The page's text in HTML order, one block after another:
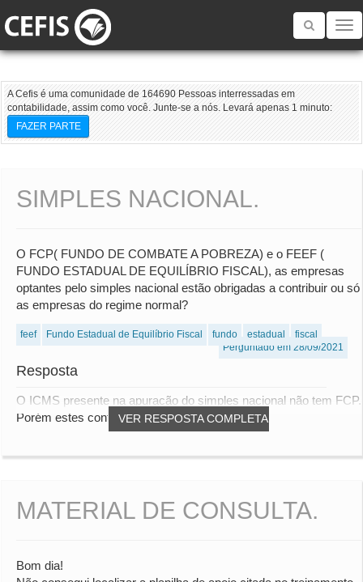
Toggle
A Cefis é uma comunidade de 164690 Pessoas interressadas em
contabilidade, assim como você. Junte-se a nós. Levará apenas 1 minuto:
FAZER PARTE
SIMPLES NACIONAL.
O FCP( FUNDO DE COMBATE A POBREZA) e o FEEF (
FUNDO ESTADUAL DE EQUILÍBRIO FISCAL), as empresas
optantes pelo simples nacional estão obrigadas a contribuir ou só
as empresas do regime normal?
feef Fundo Estadual de Equilíbrio Fiscal fundo estadual
fiscal
Perguntado em 28/09/2021
Resposta
VER RESPOSTA COMPLETA
O ICMS presente na apuração do simples nacional não tem FCP.
Porém estes contribuintes eventualmente...
MATERIAL DE CONSULTA.
Bom dia!